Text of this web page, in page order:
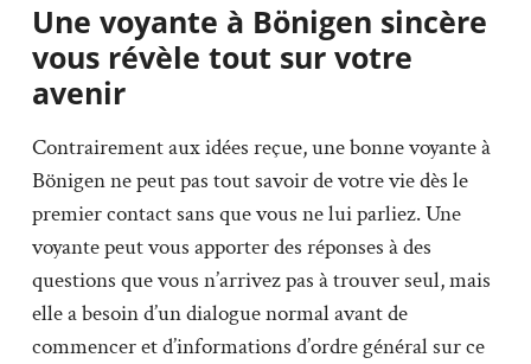
Une voyante à Bönigen sincère
vous révèle tout sur votre
avenir
Contrairement aux idées reçue, une bonne voyante à
Bönigen ne peut pas tout savoir de votre vie dès le
premier contact sans que vous ne lui parliez. Une
voyante peut vous apporter des réponses à des
questions que vous n’arrivez pas à trouver seul, mais
elle a besoin d’un dialogue normal avant de
commencer et d’informations d’ordre général sur ce